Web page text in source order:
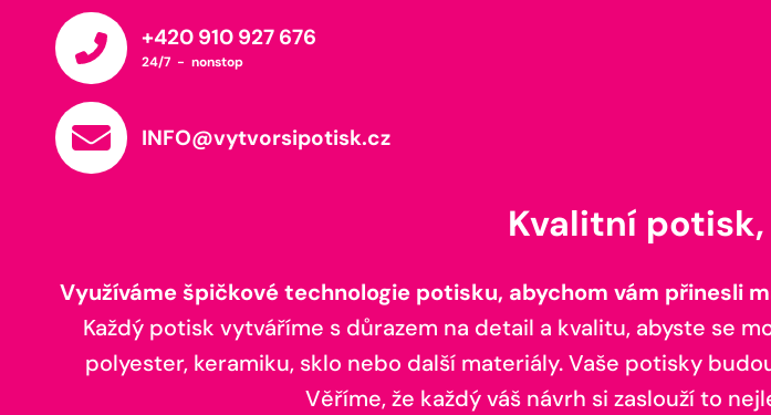
+420 910 927 676
24/7 - nonstop
INFO@vytvorsipotisk.cz
Kvalitní
Využíváme špičkové technologie potisku, abychom vám přinesli
Každý potisk vytváříme s důrazem na detail a kvalitu, abyste se
polyester, keramiku, sklo nebo další materiály. Vaše potisky
Věříme, že každý váš návrh si zaslouží to